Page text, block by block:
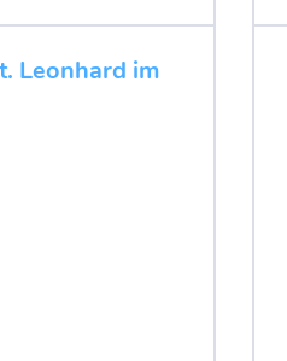
Leonhard im